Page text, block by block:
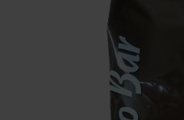
Müügitingimused